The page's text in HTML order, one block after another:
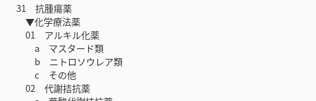
31 抗腫瘍薬
▼化学療法薬
01 アルキル化薬
a マスタード類
b ニトロソウレア類
c その他
02 代謝拮抗薬